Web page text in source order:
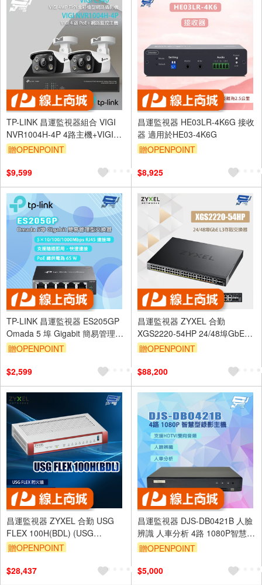
TP-LINK 昌運監視器組合 VIGI
NVR1004H-4P 4路主機+VIGI
C340 4MP槍型網路攝影機*2
贈OPENPOINT
$9,599
昌運監視器 HE03LR-4K6G 接收
器 適用於HE03-4K6G
贈OPENPOINT
$8,925
TP-LINK 昌運監視器 ES205GP
Omada 5 埠 Gigabit 簡易管理型
交換器
贈OPENPOINT
$2,599
昌運監視器 ZYXEL 合勤
XGS2220-54HP 24/48埠GbE
L3存取交換器
贈OPENPOINT
$88,200
昌運監視器 ZYXEL 合勤 USG
FLEX 100H(BDL) (USG
FLEX100H BDL) 防火牆
贈OPENPOINT
$28,437
昌運監視器 DJS-DB0421B 人臉
辨識 人車分析 4路 1080P智慧型
錄影主機
贈OPENPOINT
$5,000